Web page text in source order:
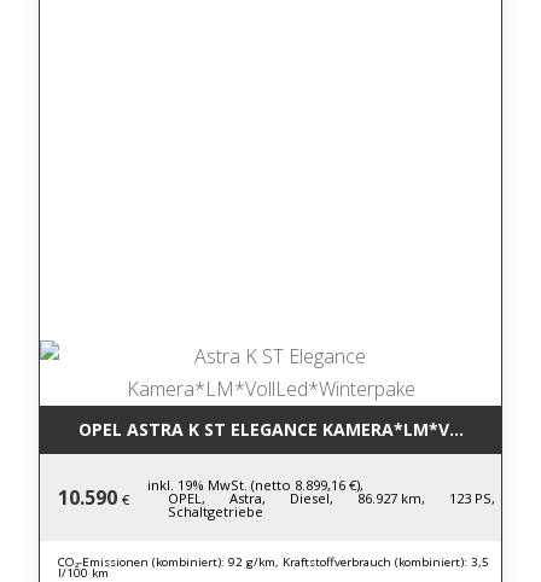
OPEL ASTRA K ST ELEGANCE
10.590 €
inkl. 19% MwSt. (netto 8.899,16 €),
OPEL, Astra, Diesel, 86.927 km, 123 PS,
Schaltgetriebe
CO₂-Emissionen (kombiniert): 92 g/km, Kraftstoffverbrauch (kombiniert): 3,5
l/100 km